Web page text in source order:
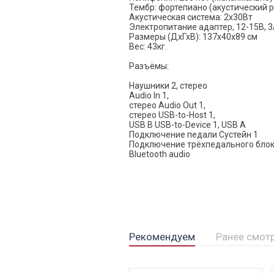
Тембр: фортепиано (акустический
Акустическая система: 2х30Вт
Электропитание адаптер, 12-15В,
Размеры (ДхГхВ): 137х40х89 см
Вес: 43кг.
Разъёмы:
Наушники 2, стерео
Audio In 1,
стерео Audio Out 1,
стерео USB-to-Host 1,
USB B USB-to-Device 1, USB A
Подключение педали Сустейн 1
Подключение трёхпедального
Bluetooth audio
Рекомендуем Ранее